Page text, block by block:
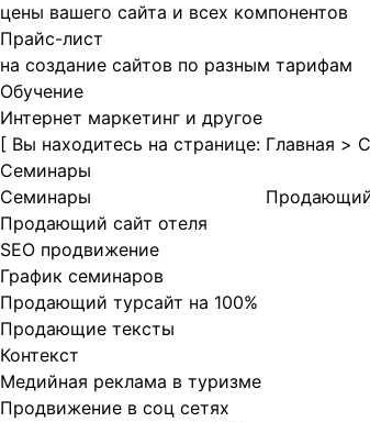
цены вашего сайта и всех компонентов
Прайс-лист
на создание сайтов по разным тарифам
Обучение
Интернет маркетинг и другое
[ Вы находитесь на странице: Главная >
Cеминары
Cеминары
Продающий сайт отеля
SEO продвижение
График семинаров
Продающий турсайт на 100%
Продающие тексты
Контекст
Медийная реклама в туризме
Продвижение в соц сетях
Продающий